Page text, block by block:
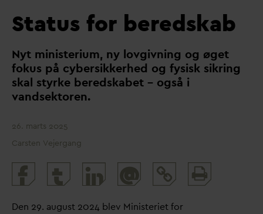
Status for beredskab
Nyt ministerium, ny lovgivning og øget
fokus på cybersikkerhed og fysisk sikring
skal styrke beredskabet – også i
vandsektoren.
26. marts 2025
Carsten Vejergang
@
and
Den 29. august 2024 blev Ministeriet for